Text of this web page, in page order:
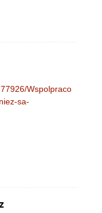
Wspolpraco
sa-